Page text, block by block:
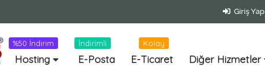
Giriş Yap
%50 İndirim
Hosting
İndirimli
E-Posta
Kolay
E-Ticaret Diğer Hizmetler